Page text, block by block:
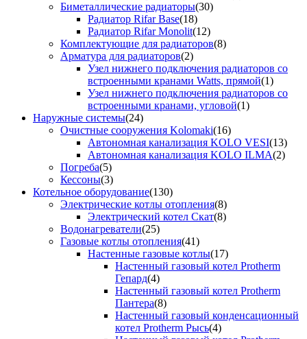
Биметаллические радиаторы(30)
Радиатор Rifar Base(18)
Радиатор Rifar Monolit(12)
Комплектующие для радиаторов(8)
Арматура для радиаторов(2)
Узел нижнего подключения радиаторов со
встроенными кранами Watts, прямой(1)
Узел нижнего подключения радиаторов со
встроенными кранами, угловой(1)
Наружные системы(24)
Очистные сооружения Kolomaki(16)
Автономная канализация KOLO VESI(13)
Автономная канализация KOLO ILMA(2)
Погреба(5)
Кессоны(3)
Котельное оборудование(130)
Электрические котлы отопления(8)
Электрический котел Скат(8)
Водонагреватели(25)
Газовые котлы отопления(41)
Настенные газовые котлы(17)
Настенный газовый котел Protherm
Гепард(4)
Настенный газовый котел Protherm
Пантера(8)
Настенный газовый конденсационный
котел Protherm Рысь(4)